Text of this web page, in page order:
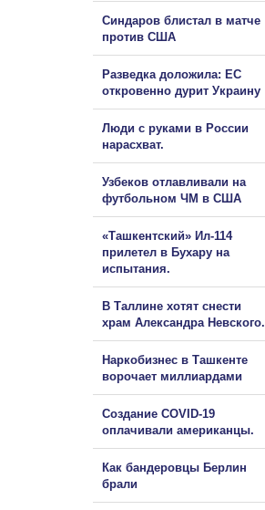
Синдаров блистал в матче
против США
Разведка доложила: ЕС
откровенно дурит Украину
Люди с руками в России
нарасхват.
Узбеков отлавливали на
футбольном ЧМ в США
«Ташкентский» Ил-114
прилетел в Бухару на
испытания.
В Таллине хотят снести
храм Александра Невского.
Наркобизнес в Ташкенте
ворочает миллиардами
Создание COVID-19
оплачивали американцы.
Как бандеровцы Берлин
брали